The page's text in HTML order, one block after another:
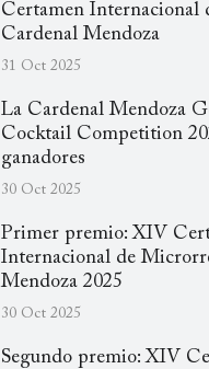
Certamen Internacional
Cardenal Mendoza
31 Oct 2025
La Cardenal Mendoza
Cocktail Competition
ganadores
30 Oct 2025
Primer premio: XIV
Internacional de
Mendoza 2025
30 Oct 2025
Segundo premio: XIV